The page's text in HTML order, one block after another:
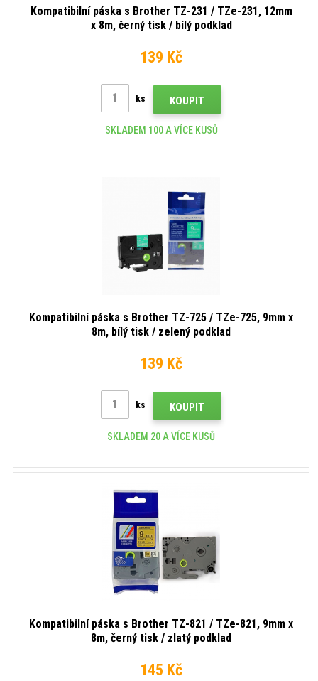
Kompatibilní páska s Brother TZ-231 / TZe-231, 12mm
x 8m, černý tisk / bílý podklad
139 Kč
ks KOUPIT
SKLADEM 100 A VÍCE KUSŮ
Kompatibilní páska s Brother TZ-725 / TZe-725, 9mm x
8m, bílý tisk / zelený podklad
139 Kč
ks KOUPIT
SKLADEM 20 A VÍCE KUSŮ
Kompatibilní páska s Brother TZ-821 / TZe-821, 9mm x
8m, černý tisk / zlatý podklad
145 Kč